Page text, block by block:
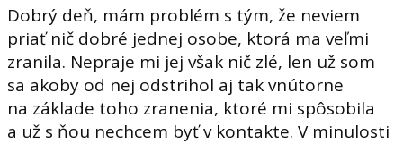
Dobrý deň, mám problém s tým, že neviem
priať nič dobré jednej osobe, ktorá ma veľmi
zranila. Nepraje mi jej však nič zlé, len už som
sa akoby od nej odstrihol aj tak vnútorne
na základe toho zranenia, ktoré mi spôsobila
a už s ňou nechcem byť v kontakte. V minulosti